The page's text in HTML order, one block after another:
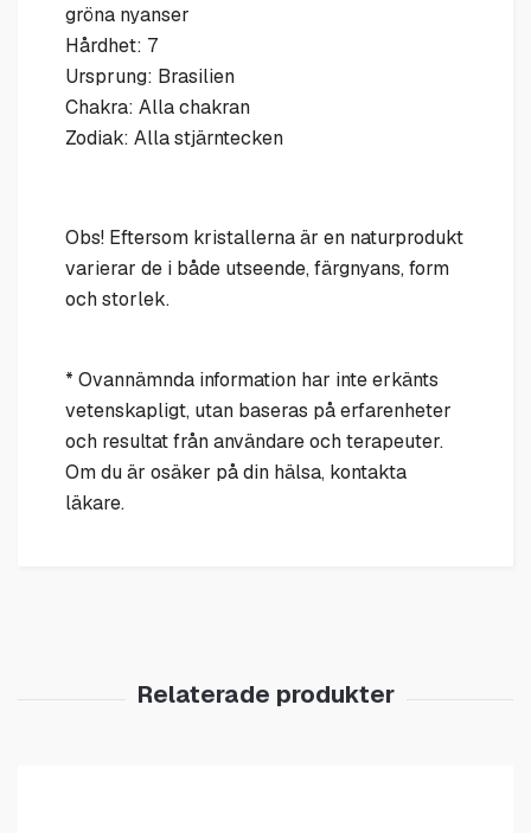
gröna nyanser
Hårdhet: 7
Ursprung: Brasilien
Chakra: Alla chakran
Zodiak: Alla stjärntecken
Obs! Eftersom kristallerna är en naturprodukt
varierar de i både utseende, färgnyans, form
och storlek.
* Ovannämnda information har inte erkänts
vetenskapligt, utan baseras på erfarenheter
och resultat från användare och terapeuter.
Om du är osäker på din hälsa, kontakta
läkare.